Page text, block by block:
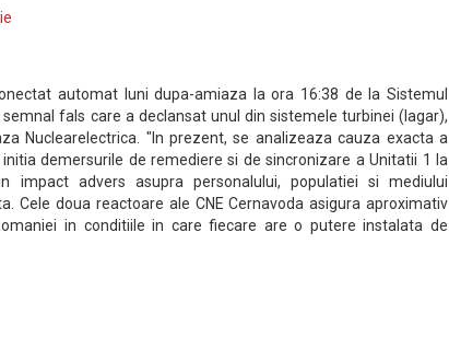
automat luni dupa-amiaza la ora 16:38 de la Sistemul
fals care a declansat unul din sistemele turbinei (lagar),
Nuclearelectrica. "In prezent, se analizeaza cauza exacta a
demersurile de remediere si de sincronizare a Unitatii 1 la
impact advers asupra personalului, populatiei si mediului
Cele doua reactoare ale CNE Cernavoda asigura aproximativ
in conditiile in care fiecare are o putere instalata de